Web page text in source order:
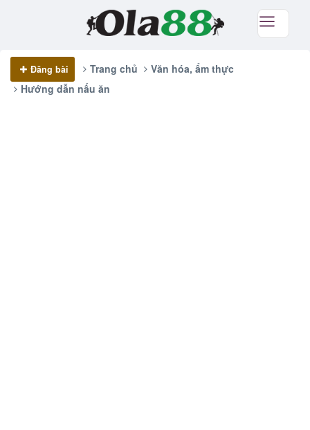
Đăng bài Trang chủ
Văn hóa, ẩm thực
Hướng dẫn nấu ăn